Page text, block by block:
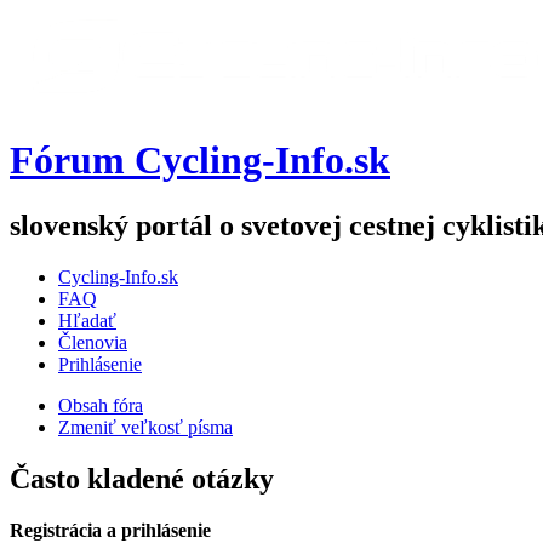
Fórum Cycling-Info.sk
slovenský portál o svetovej cestnej
Cycling-Info.sk
FAQ
Hľadať
Členovia
Prihlásenie
Obsah fóra
Zmeniť veľkosť písma
Často kladené otázky
Registrácia a prihlásenie